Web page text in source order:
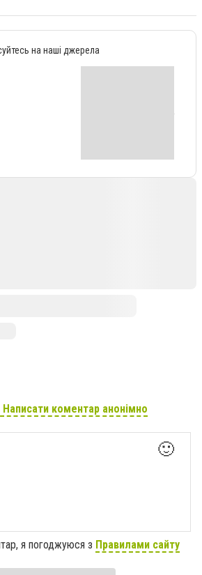
на наші джерела
Написати коментар анонімно
🙂
я погоджуюся з Правилами сайту